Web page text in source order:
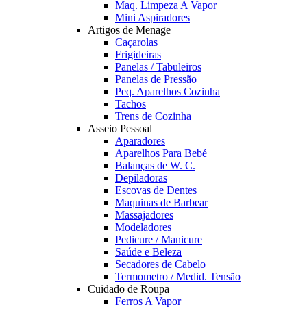
Maq. Limpeza A Vapor
Mini Aspiradores
Artigos de Menage
Caçarolas
Frigideiras
Panelas / Tabuleiros
Panelas de Pressão
Peq. Aparelhos Cozinha
Tachos
Trens de Cozinha
Asseio Pessoal
Aparadores
Aparelhos Para Bebé
Balanças de W. C.
Depiladoras
Escovas de Dentes
Maquinas de Barbear
Massajadores
Modeladores
Pedicure / Manicure
Saúde e Beleza
Secadores de Cabelo
Termometro / Medid. Tensão
Cuidado de Roupa
Ferros A Vapor